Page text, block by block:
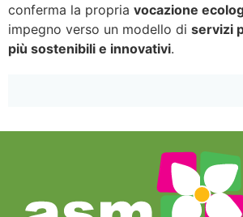
conferma la propria vocazione
impegno verso un modello di servizi
più sostenibili e innovativi.